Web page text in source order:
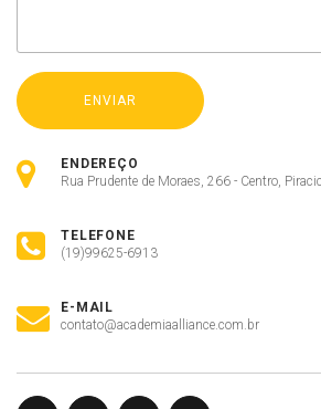
ENDEREÇO
Rua Prudente de Moraes, 266 - Centro,
TELEFONE
(19)99625-6913
E-MAIL
contato@academiaalliance.com.br